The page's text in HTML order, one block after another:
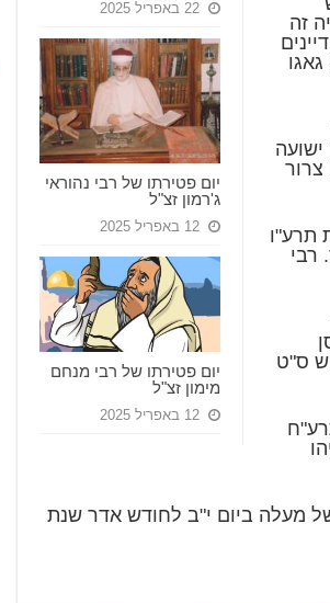
22 באפריל 2025
יום פטירתו של רבי נהוראי
ג'רמון זצ"ל
12 באפריל 2025
יום פטירתו של רבי מנחם
מימון זצ"ל
12 באפריל 2025
זה
תרע"ו
רבי
ס"ט
מעלה ביום י"ב לחודש אדר שנת